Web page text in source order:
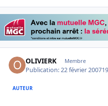
OLIVIERK Membre
Publication:22 février 2007
AUTEUR